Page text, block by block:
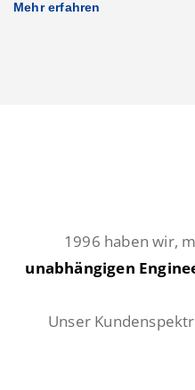
Mehr erfahren
1996 haben wir,
unabhängigen
Unser